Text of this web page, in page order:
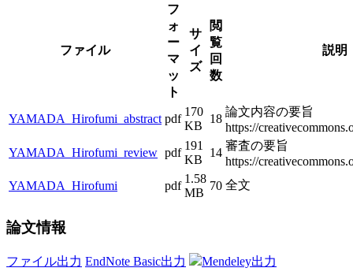
ファイル
フ
ォ
ー
マ
ッ
ト
サ
イ
ズ
閲
覧
回
数
説明
YAMADA_Hirofumi_abstract pdf
170
KB
18
論文内容の要旨
https://
YAMADA_Hirofumi_review pdf
191
KB
14
審査の要旨
https://
YAMADA_Hirofumi
pdf
1.58
MB
70 全文
論文情報
ファイル出力 EndNote Basic出力 Mendeley出力